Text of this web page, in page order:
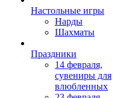
Настольные игры
Нарды
Шахматы
Праздники
14 февраля,
сувениры для
влюбленных